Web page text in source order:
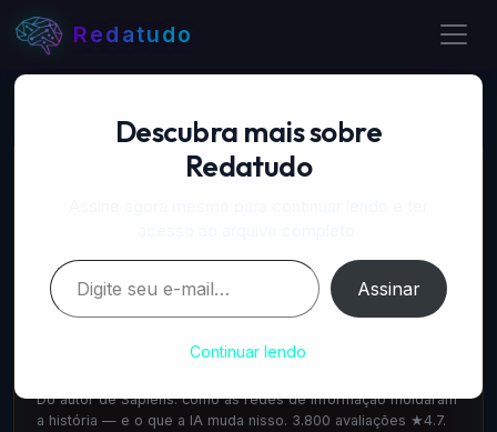
Redatudo
📚 LIVROS RECOMENDADOS
Escrito pelo cofundador do DeepMind: como a IA vai
transformar tudo. 1.100 avaliações ★4.6.
Nexus — Yuval Noah Harari
Do autor de Sapiens: como as redes de informação moldaram
a história — e o que a IA muda nisso. 3.800 avaliações ★4.7.
Descubra mais sobre
Redatudo
Digite seu e-mail…
Assinar
Continuar lendo